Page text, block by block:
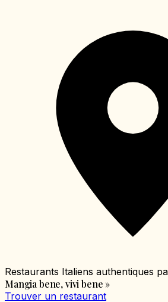
Restaurants Italiens authentiques
Mangia bene, vivi bene »
Trouver un restaurant